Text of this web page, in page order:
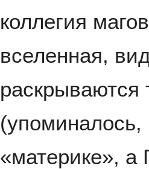
коллегия
вселенная,
раскрываются
(упоминалось,
«материке», а